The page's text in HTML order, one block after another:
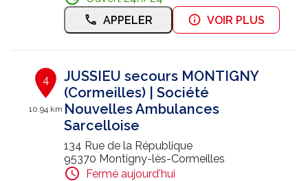
APPELER
VOIR PLUS
4
10.94 km
JUSSIEU secours MONTIGNY
(Cormeilles) | Société
Nouvelles Ambulances
Sarcelloise
134 Rue de la République
95370 Montigny-lès-Cormeilles
Fermé aujourd'hui